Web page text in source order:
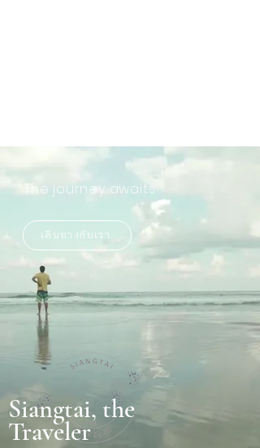
The journey awaits
เดินทางกับเรา
Siangtai, the
Traveler